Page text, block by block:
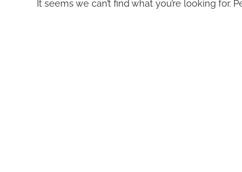
It seems we can’t find what you’re looking for.